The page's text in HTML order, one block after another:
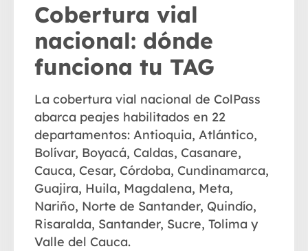
Cobertura vial
nacional: dónde
funciona tu TAG
La cobertura vial nacional de ColPass
abarca peajes habilitados en 22
departamentos: Antioquia, Atlántico,
Bolívar, Boyacá, Caldas, Casanare,
Cauca, Cesar, Córdoba, Cundinamarca,
Guajira, Huila, Magdalena, Meta,
Nariño, Norte de Santander, Quindío,
Risaralda, Santander, Sucre, Tolima y
Valle del Cauca.